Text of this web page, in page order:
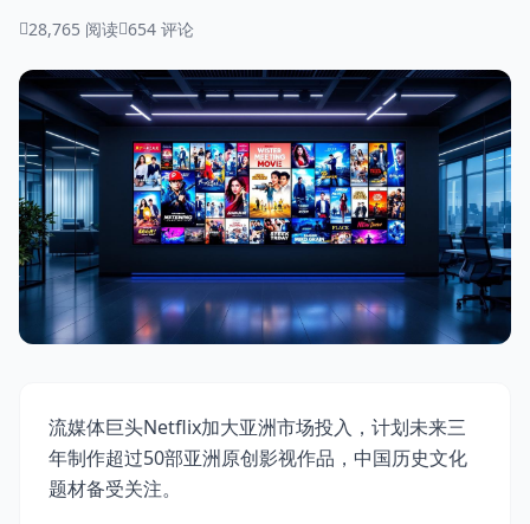
28,765 阅读 654 评论
流媒体巨头Netflix加大亚洲市场投入，计划未来三
年制作超过50部亚洲原创影视作品，中国历史文化
题材备受关注。